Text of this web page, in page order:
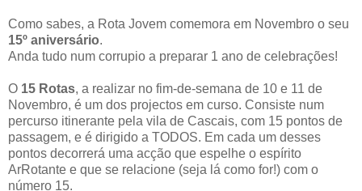
Como sabes, a Rota Jovem comemora em Novembro o seu
15º aniversário.
Anda tudo num corrupio a preparar 1 ano de celebrações!
O 15 Rotas, a realizar no fim-de-semana de 10 e 11 de
Novembro, é um dos projectos em curso. Consiste num
percurso itinerante pela vila de Cascais, com 15 pontos de
passagem, e é dirigido a TODOS. Em cada um desses
pontos decorrerá uma acção que espelhe o espírito
ArRotante e que se relacione (seja lá como for!) com o
número 15.